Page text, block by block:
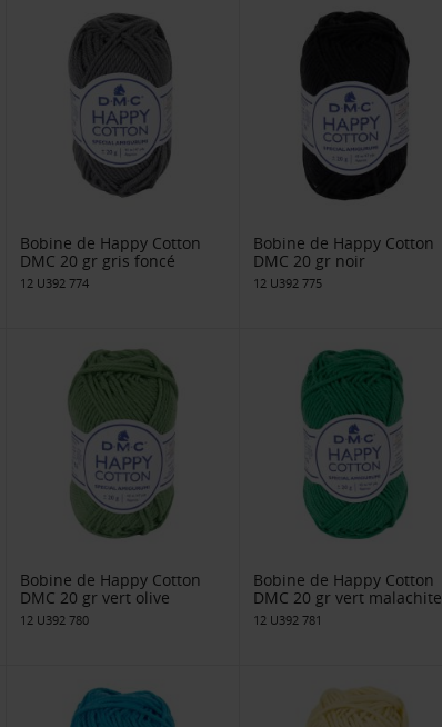
Bobine de Happy Cotton
DMC 20 gr gris foncé
12 U392 774
Bobine de Happy Cotton
DMC 20 gr noir
12 U392 775
Bobine de Happy Cotton
DMC 20 gr vert olive
12 U392 780
Bobine de Happy Cotton
DMC 20 gr vert malachite
12 U392 781